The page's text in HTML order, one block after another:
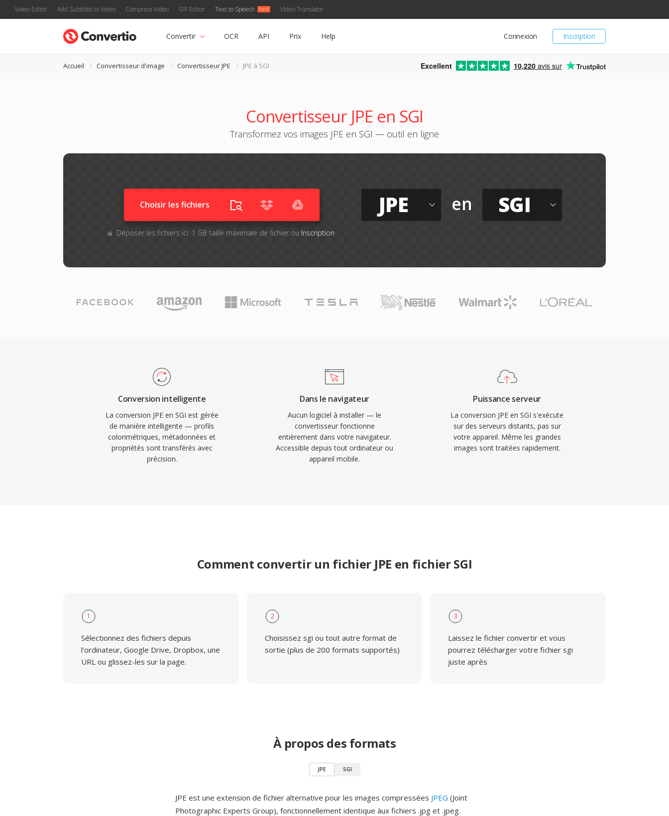
Video Editor Add Subtitles to Video Compress Video GIF Editor Text to Speech Video Translator
Inscription
Connexion
Convertir OCR API Prix Help
Accueil Convertisseur d'image Convertisseur JPE JPE à SGI Excellent 10,220 avis sur
Convertisseur JPE en SGI
Transformez vos images JPE en SGI — outil en ligne
Choisir les fichiers
Déposer les fichiers ici. 1 GB taille maximale de fichier ou Inscription
JPE en SGI
Conversion intelligente
La conversion JPE en SGI est gérée
de manière intelligente — profils
colorimétriques, métadonnées et
propriétés sont transférés avec
précision.
Dans le navigateur
Aucun logiciel à installer — le
convertisseur fonctionne
entièrement dans votre navigateur.
Accessible depuis tout ordinateur ou
appareil mobile.
Puissance serveur
La conversion JPE en SGI s'exécute
sur des serveurs distants, pas sur
votre appareil. Même les grandes
images sont traitées rapidement.
Comment convertir un fichier JPE en fichier SGI
1
Sélectionnez des fichiers depuis
l'ordinateur, Google Drive, Dropbox, une
URL ou glissez-les sur la page.
2
Choisissez sgi ou tout autre format de
sortie (plus de 200 formats supportés)
3
Laissez le fichier convertir et vous
pourrez télécharger votre fichier sgi
juste après
À propos des formats
JPE SGI
JPE est une extension de fichier alternative pour les images compressées JPEG (Joint
Photographic Experts Group), fonctionnellement identique àux fichiers .jpg et .jpeg.